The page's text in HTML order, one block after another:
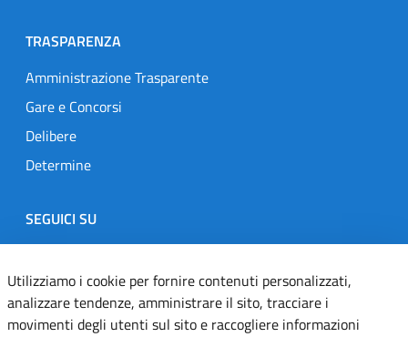
TRASPARENZA
Amministrazione Trasparente
Gare e Concorsi
Delibere
Determine
SEGUICI SU
Designers Italia
TwitterInstagramYoutubeLinkedin
Utilizziamo i cookie per fornire contenuti personalizzati,
analizzare tendenze, amministrare il sito, tracciare i
movimenti degli utenti sul sito e raccogliere informazioni